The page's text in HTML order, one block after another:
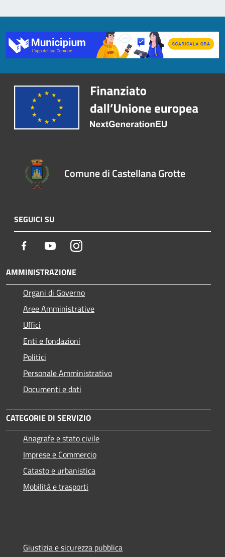
Comune di Castellana Grotte
SEGUICI SU
Facebook YoutubeInstagram
AMMINISTRAZIONE
Organi di Governo
Aree Amministrative
Uffici
Enti e fondazioni
Politici
Personale Amministrativo
Documenti e dati
CATEGORIE DI SERVIZIO
Anagrafe e stato civile
Imprese e Commercio
Catasto e urbanistica
Mobilità e trasporti
Giustizia e sicurezza pubblica